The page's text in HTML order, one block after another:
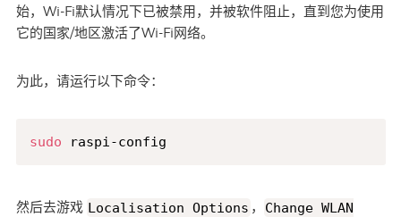
始，Wi-Fi默认情况下已被禁用，并被软件阻止，直到您为使用
它的国家/地区激活了Wi-Fi网络。
为此，请运行以下命令：
sudo raspi-config
然后去游戏 Localisation Options ， Change WLAN